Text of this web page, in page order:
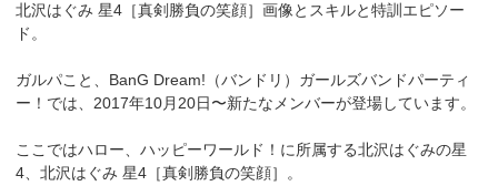
北沢はぐみ 星4［真剣勝負の笑顔］画像とスキルと特訓エピソー
ド。
ガルパこと、BanG Dream!（バンドリ）ガールズバンドパーティ
ー！では、2017年10月20日〜新たなメンバーが登場しています。
ここではハロー、ハッピーワールド！に所属する北沢はぐみの星
4、北沢はぐみ星4［真剣勝負の笑顔］ 。